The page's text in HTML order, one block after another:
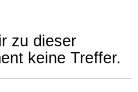
zu dieser
keine Treffer.